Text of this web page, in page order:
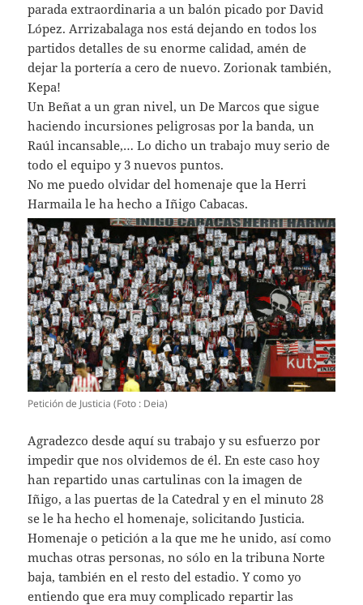
parada extraordinaria a un balón picado por David
López. Arrizabalaga nos está dejando en todos los
partidos detalles de su enorme calidad, amén de
dejar la portería a cero de nuevo. Zorionak también,
Kepa!
Un Beñat a un gran nivel, un De Marcos que sigue
haciendo incursiones peligrosas por la banda, un
Raúl incansable,… Lo dicho un trabajo muy serio de
todo el equipo y 3 nuevos puntos.
No me puedo olvidar del homenaje que la Herri
Harmaila le ha hecho a Iñigo Cabacas.
Petición de Justicia (Foto : Deia)
Agradezco desde aquí su trabajo y su esfuerzo por
impedir que nos olvidemos de él. En este caso hoy
han repartido unas cartulinas con la imagen de
Iñigo, a las puertas de la Catedral y en el minuto 28
se le ha hecho el homenaje, solicitando Justicia.
Homenaje o petición a la que me he unido, así como
muchas otras personas, no sólo en la tribuna Norte
baja, también en el resto del estadio. Y como yo
entiendo que era muy complicado repartir las